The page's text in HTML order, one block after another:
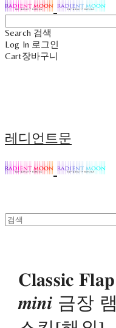
Search 검색
Log In 로그인
Cart장바구니
레디언트문
𝐂𝐥𝐚𝐬𝐬𝐢𝐜 𝐅𝐥𝐚𝐩
𝒎𝒊𝒏𝒊 금장 램